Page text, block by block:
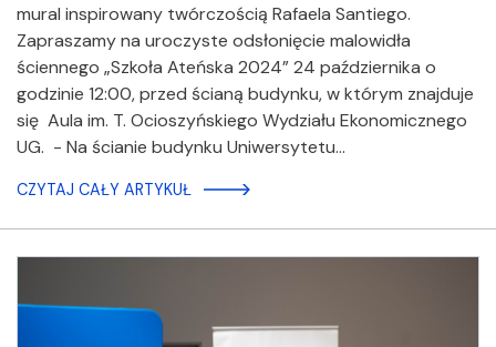
mural inspirowany twórczością Rafaela Santiego.
Zapraszamy na uroczyste odsłonięcie malowidła
ściennego „Szkoła Ateńska 2024” 24 października o
godzinie 12:00, przed ścianą budynku, w którym znajduje
się Aula im. T. Ocioszyńskiego Wydziału Ekonomicznego
UG. - Na ścianie budynku Uniwersytetu…
CZYTAJ CAŁY ARTYKUŁ